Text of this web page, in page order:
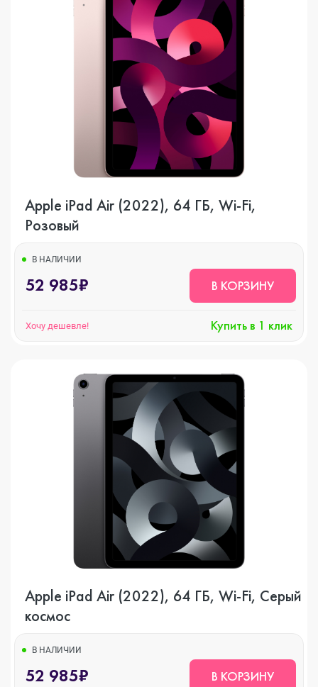
Apple iPad Air (2022), 64 ГБ, Wi-Fi,
Розовый
В НАЛИЧИИ
52 985₽ В КОРЗИНУ
Хочу дешевле! Купить в 1 клик
Apple iPad Air (2022), 64 ГБ, Wi-Fi, Серый
космос
В НАЛИЧИИ
52 985₽ В КОРЗИНУ